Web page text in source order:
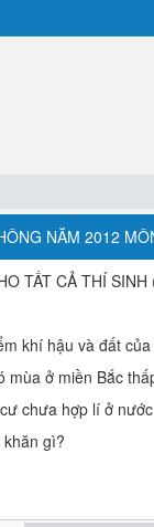
NĂM 2012
TẤT CẢ THÍ
khí hậu và đất
mùa ở miền Bắc
chưa hợp lí ở
gì?